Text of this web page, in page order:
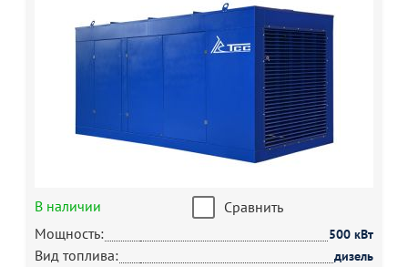
В наличии
Сравнить
Мощность:
500 кВт
Вид топлива: дизель